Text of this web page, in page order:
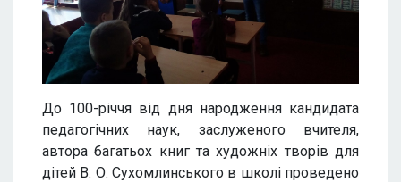
До 100-річчя від дня народження кандидата
педагогічних наук, заслуженого вчителя,
автора багатьох книг та художніх творів для
дітей В. О. Сухомлинського в школі проведено